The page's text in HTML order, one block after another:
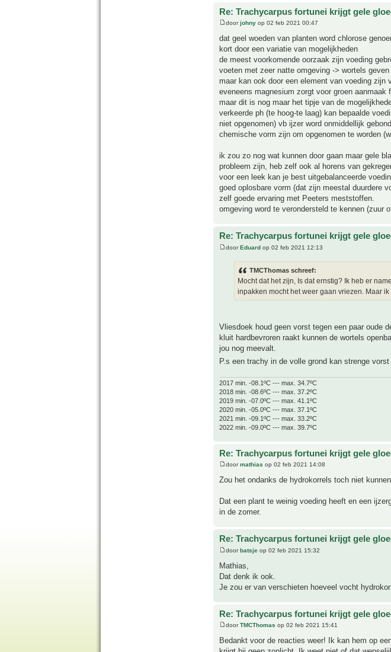
Re: Trachycarpus fortunei krijgt gele
doorjohny op 02 feb 2021 00:47
dat geel woeden van planten word chlorose
kort door een variatie van mogelijkheden
de meest voorkomende oorzaak zijn voeding
voeten met zeer natte omgeving -> wortels
maar kan ook door een element van voeding
eveneens magnesium zorgt voor groen aanmaak
maar dit is nog maar het tipje van de
verkeerde ph (te hoog-te laag) kan bepaalde
niet opgenomen) vb ijzer word onmiddellijk
chemische vorm zijn om opgenomen te worden
ik zou zo nog wat kunnen door gaan maar gele
probleem zijn, heb zelf ook al horens van
voor een leek kan je best uitgebalanceerde
goed oplosbare vorm (dat zijn meestal duurdere
zelf goede ervaring met Peeters meststoffen.
omgeving word te verondersteld te kennen (zuur
Re: Trachycarpus fortunei krijgt gele
doorEduard op 02 feb 2021 12:13
TMCThomas schreef:
Mocht dat het zijn, Is dat ernstig? Ik heb er
inpakken mocht het weer gaan vriezen. Maar
Vliesdoek houd geen vorst tegen een paar oude
kluit hardbevroren raakt kunnen de wortels
jou nog meevalt.
P.s een trachy in de volle grond kan strenge
2017 min. -08.1ºC --- max. 34.7ºC
2018 min. -08.6ºC --- max. 37.2ºC
2019 min. -07.0ºC --- max. 41.1ºC
2020 min. -05.0ºC --- max. 37.1ºC
2021 min. -09.1ºC --- max. 33.2ºC
2022 min. -09.0ºC --- max. 39.7ºC
Re: Trachycarpus fortunei krijgt gele
doormathias op 02 feb 2021 14:08
Zou het ondanks de hydrokorrels toch niet
Dat een plant te weinig voeding heeft en een
in de zomer.
Re: Trachycarpus fortunei krijgt gele
doorbatsje op 02 feb 2021 15:32
Mathias,
Dat denk ik ook.
Je zou er van verschieten hoeveel vocht
Re: Trachycarpus fortunei krijgt gele
doorTMCThomas op 02 feb 2021 15:41
Bedankt voor de reacties weer! Ik kan hem op